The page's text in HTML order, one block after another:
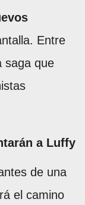
Entre
saga que
a Luffy
de una
el camino